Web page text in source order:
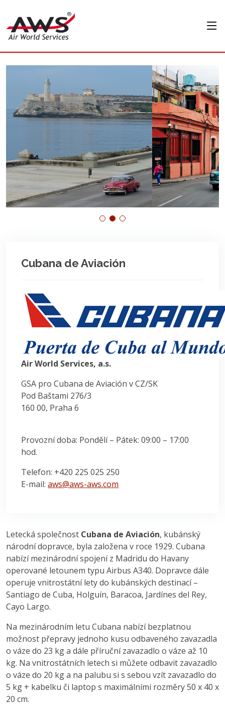
Cubana de Aviación
Air World Services, a.s.
GSA pro Cubana de Aviación v CZ/SK
Pod Baštami 276/3
160 00, Praha 6
Provozní doba: Pondělí – Pátek: 09:00 – 17:00
hod.
Telefon: +420 225 025 250
E-mail: aws@aws-aws.com
Letecká společnost Cubana de Aviación, kubánský
národní dopravce, byla založena v roce 1929. Cubana
nabízí mezinárodní spojení z Madridu do Havany
operované letounem typu Airbus A340. Dopravce dále
operuje vnitrostátní lety do kubánských destinací –
Santiago de Cuba, Holguín, Baracoa, Jardínes del Rey,
Cayo Largo.
Na mezinárodním letu Cubana nabízí bezplatnou
možnost přepravy jednoho kusu odbaveného zavazadla
o váze do 23 kg a dále příruční zavazadlo o váze až 10
kg. Na vnitrostátních letech si můžete odbavit zavazadlo
o váze do 20 kg a na palubu si s sebou vzít zavazadlo do
5 kg + kabelku či laptop s maximálními rozměry 50 x 40 x
20 cm.